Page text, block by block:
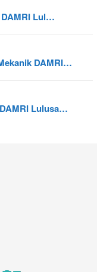
DAMRI Lul…
DAMRI…
Lulusa…